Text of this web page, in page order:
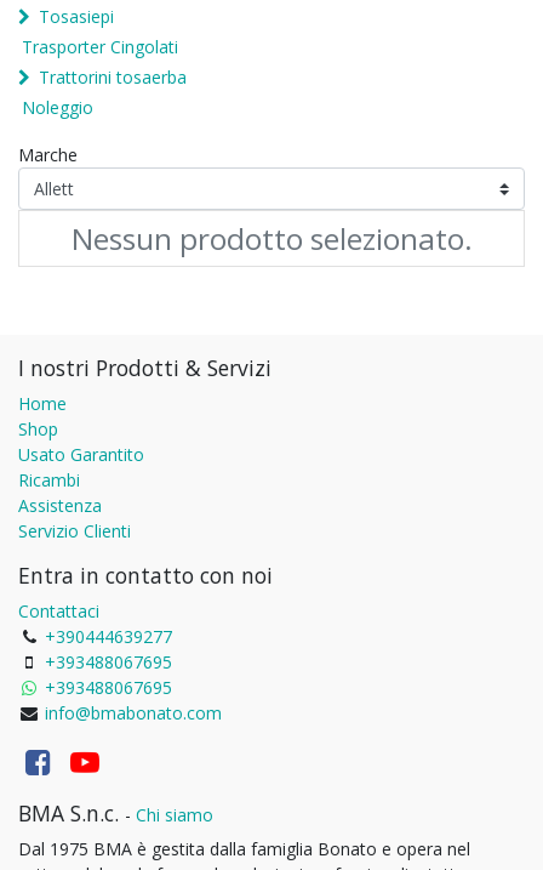
Tosasiepi
Trasporter Cingolati
Trattorini tosaerba
Noleggio
Marche
Nessun prodotto selezionato.
I nostri Prodotti & Servizi
Home
Shop
Usato Garantito
Ricambi
Assistenza
Servizio Clienti
Entra in contatto con noi
Contattaci
+390444639277
+393488067695
+393488067695
info@bmabonato.com
BMA S.n.c. - Chi siamo
Dal 1975 BMA è gestita dalla famiglia Bonato e opera nel